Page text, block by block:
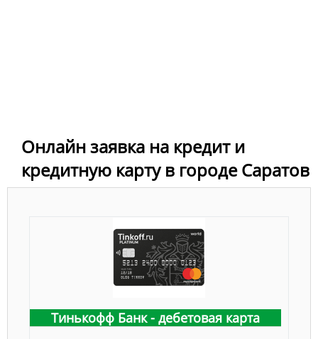
Онлайн заявка на кредит и
кредитную карту в городе Саратов
Тинькофф Банк - дебетовая карта